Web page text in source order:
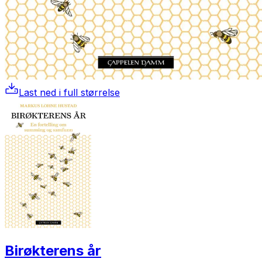
Last ned i full størrelse
Birøkterens år